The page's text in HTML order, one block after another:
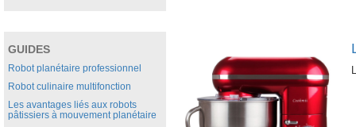
GUIDES
Robot planétaire professionnel
Robot culinaire multifonction
Les avantages liés aux robots
pâtissiers à mouvement planétaire